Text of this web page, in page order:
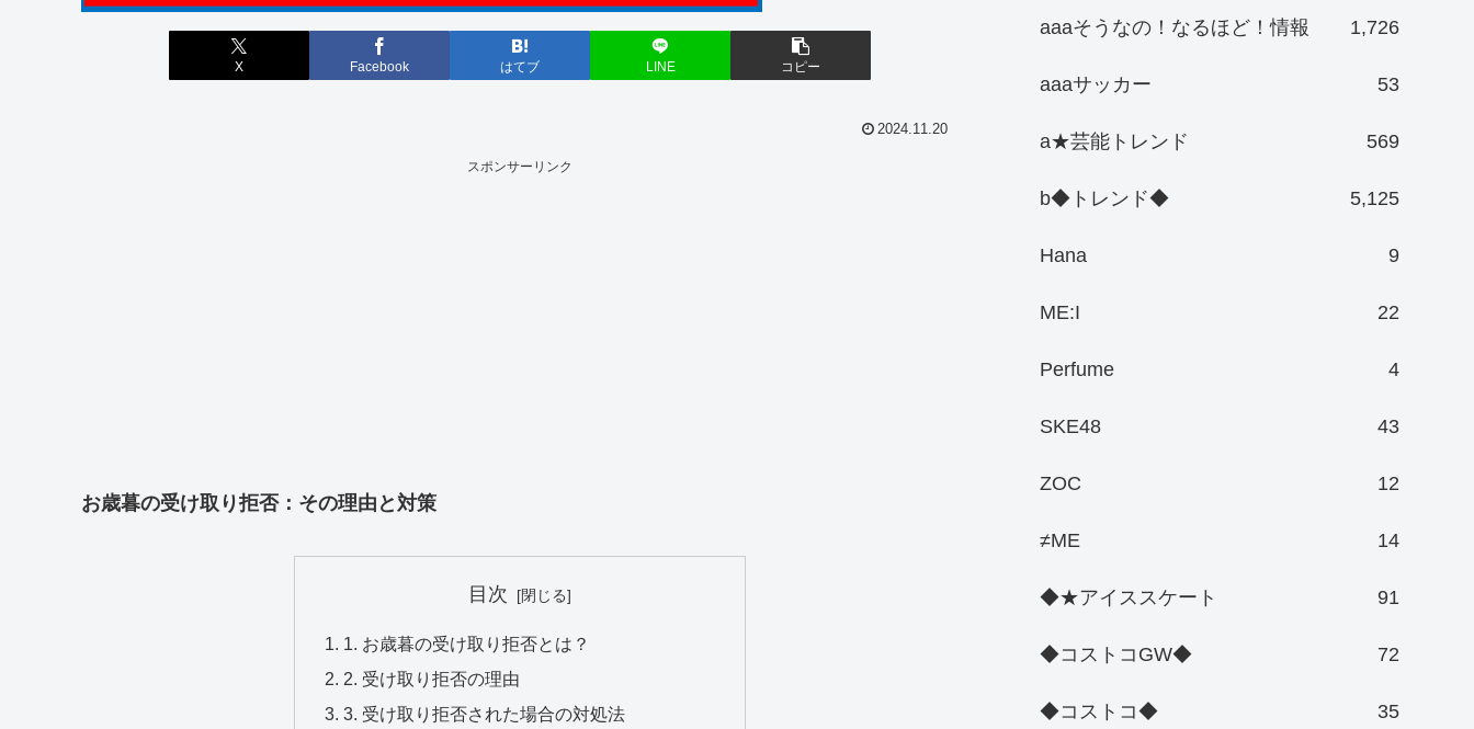
X Facebook はてブ LINE コピー
2024.11.20
スポンサーリンク
お歳暮の受け取り拒否：その理由と対策
目次
1. お歳暮の受け取り拒否とは？
2. 受け取り拒否の理由
3. 受け取り拒否された場合の対処法
aaaそうなの！なるほど！情報 1,726
aaaサッカー 53
a★芸能トレンド 569
b◆トレンド◆ 5,125
Hana 9
ME:I 22
Perfume 4
SKE48 43
ZOC 12
≠ME 14
◆★アイススケート 91
◆コストコGW◆ 72
◆コストコ◆ 35